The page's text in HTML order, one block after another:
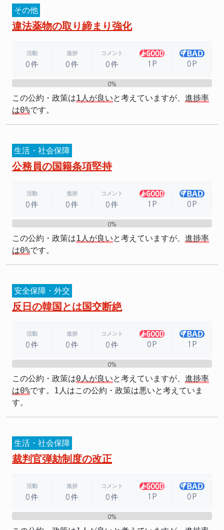
その他
違法薬物の取り締まり強化
活動
0件
進捗
0件
コメント
0件 1P 0P
0%
この公約・政策は1人が良いと考えていますが、 進捗率
は0%です。
生活・社会保障
公務員の国籍条項堅持
活動
0件
進捗
0件
コメント
0件 1P 0P
0%
この公約・政策は1人が良いと考えていますが、 進捗率
は0%です。
安全保障・外交
反日の韓国とは国交断絶
活動
0件
進捗
0件
コメント
0件 0P 1P
0%
この公約・政策は0人が良いと考えていますが、 進捗率
は0%です。1人はこの公約・政策は悪いと考えていま
す。
生活・社会保障
裁判官弾劾制度の改正
活動
0件
進捗
0件
コメント
0件 1P 0P
0%